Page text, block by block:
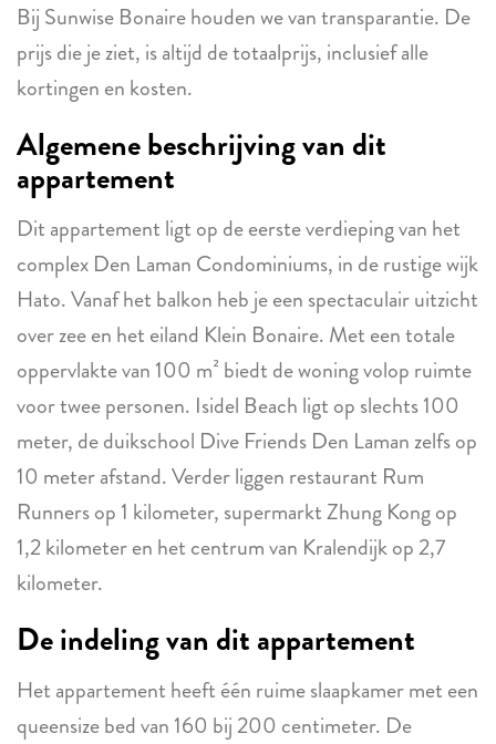
Bij Sunwise Bonaire houden we van transparantie. De
prijs die je ziet, is altijd de totaalprijs, inclusief alle
kortingen en kosten.
Algemene beschrijving van dit
appartement
Dit appartement ligt op de eerste verdieping van het
complex Den Laman Condominiums, in de rustige wijk
Hato. Vanaf het balkon heb je een spectaculair uitzicht
over zee en het eiland Klein Bonaire. Met een totale
oppervlakte van 100 m² biedt de woning volop ruimte
voor twee personen. Isidel Beach ligt op slechts 100
meter, de duikschool Dive Friends Den Laman zelfs op
10 meter afstand. Verder liggen restaurant Rum
Runners op 1 kilometer, supermarkt Zhung Kong op
1,2 kilometer en het centrum van Kralendijk op 2,7
kilometer.
De indeling van dit appartement
Het appartement heeft één ruime slaapkamer met een
queensize bed van 160 bij 200 centimeter. De